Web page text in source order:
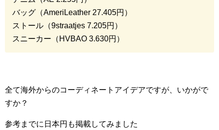
バッグ（AmeriLeather 27.405円）
ストール（9straatjes 7.205円）
スニーカー（ HVBAO 3.630円）
全て海外からのコーディネートアイデアですが、いかがで
すか？
参考までに日本円も掲載してみました